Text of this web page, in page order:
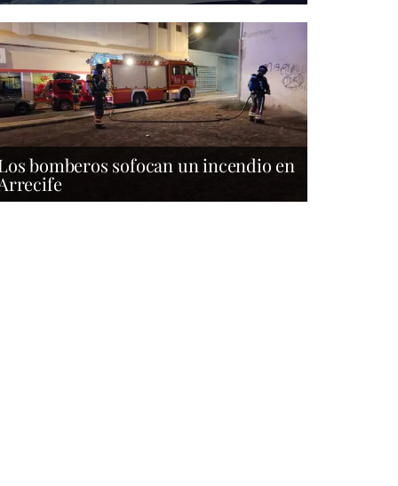
bomberos sofocan un incendio en